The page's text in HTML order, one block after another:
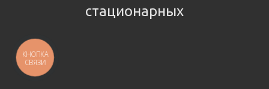
стационарных
КНОПКА
СВЯЗИ